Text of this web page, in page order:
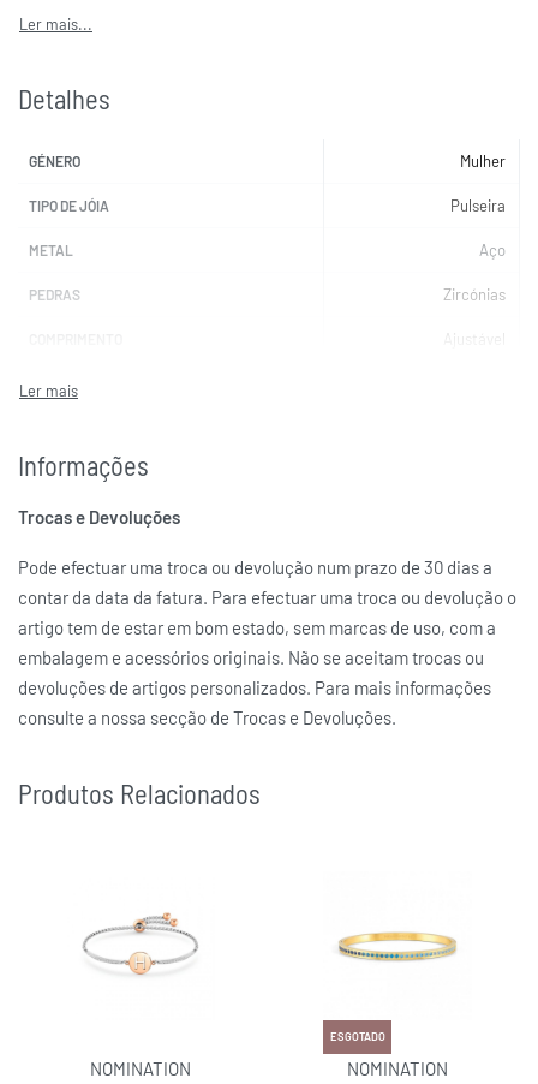
Detalhes
GÉNERO Mulher
TIPO DE JÓIA Pulseira
METAL Aço
PEDRAS Zircónias
Ajustável
MARCAS
Informações
Trocas e Devoluções
Pode efectuar uma troca ou devolução num prazo de 30 dias a
contar da data da fatura. Para efectuar uma troca ou devolução o
artigo tem de estar em bom estado, sem marcas de uso, com a
embalagem e acessórios originais. Não se aceitam trocas ou
devoluções de artigos personalizados. Para mais informações
consulte a nossa secção de Trocas e Devoluções.
Produtos Relacionados
NOMINATION
ESGOTADO
NOMINATION